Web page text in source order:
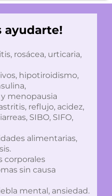
ayudarte!
rosácea, urticaria,
hipotiroidismo,
menopausia
reflujo, acidez,
SIBO, SIFO,
alimentarias,
corporales
sin causa
mental, ansiedad.